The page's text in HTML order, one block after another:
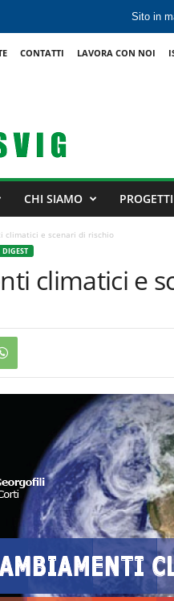
Sito in
CONTATTI LAVORA CON NOI
CHI SIAMO PROGETTI
climatici e scenari di rischio
DIGEST
climatici e